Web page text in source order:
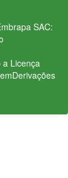
SAC:
Licença